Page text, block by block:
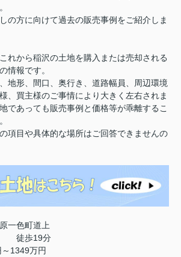
の方に向けて過去の販売事例をご紹介しま
れから稲沢の土地を購入または売却される
情報です。
地形、間口、奥行き、道路幅員、周辺環境
、買主様のご事情により大きく左右されま
であっても販売事例と価格等が乖離するこ
項目や具体的な場所はご回答できませんの
一色町道上
歩19分
1349万円